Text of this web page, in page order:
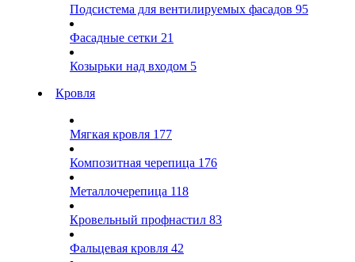
Подсистема для вентилируемых фасадов 95
Фасадные сетки 21
Козырьки над входом 5
Кровля
Мягкая кровля 177
Композитная черепица 176
Металлочерепица 118
Кровельный профнастил 83
Фальцевая кровля 42